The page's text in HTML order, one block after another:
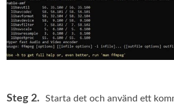
Steg 2.
Starta det och använd ett